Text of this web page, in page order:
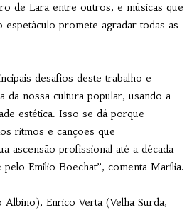
de Lara entre outros, e músicas que
promete agradar todas as
desafios deste trabalho e
da nossa cultura popular, usando a
estética. Isso se dá porque
ritmos e canções que
ascensão profissional até a década
Emilio Boechat”, comenta Marília.
Enrico Verta (Velha Surda,